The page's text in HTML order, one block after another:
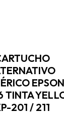
EPSON
TINTA
201 / 211